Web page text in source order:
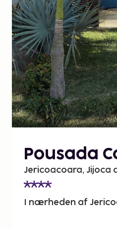
Pousada
Jericoacoara, Jijoca
I nærheden af